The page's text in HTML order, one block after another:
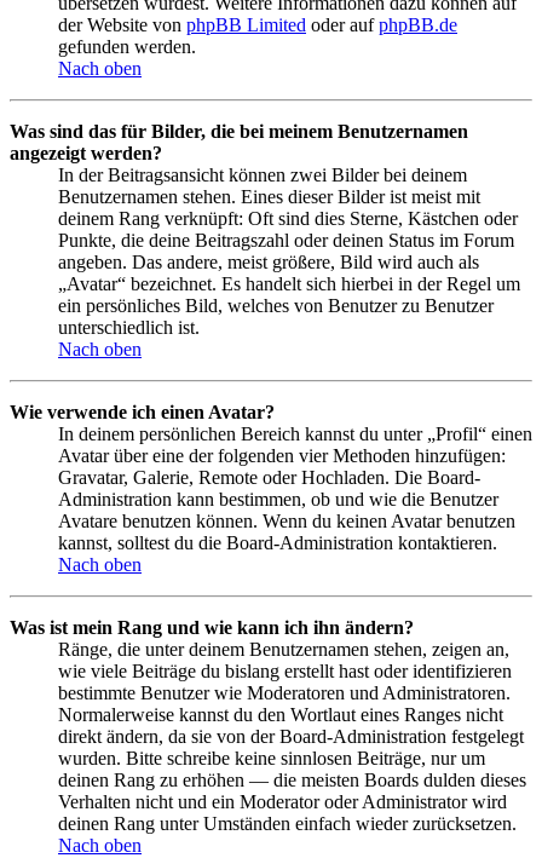
der Website von phpBB Limited oder aufphpBB.de
gefunden werden.
Nach oben
Was sind das für Bilder, die bei meinem Benutzernamen
angezeigt werden?
In der Beitragsansicht können zwei Bilder bei deinem
Benutzernamen stehen. Eines dieser Bilder ist meist mit
deinem Rang verknüpft: Oft sind dies Sterne, Kästchen oder
Punkte, die deine Beitragszahl oder deinen Status im Forum
angeben. Das andere, meist größere, Bild wird auch als
„Avatar“ bezeichnet. Es handelt sich hierbei in der Regel um
ein persönliches Bild, welches von Benutzer zu Benutzer
unterschiedlich ist.
Nach oben
Wie verwende ich einen Avatar?
In deinem persönlichen Bereich kannst du unter „Profil“ einen
Avatar über eine der folgenden vier Methoden hinzufügen:
Gravatar, Galerie, Remote oder Hochladen. Die Board-
Administration kann bestimmen, ob und wie die Benutzer
Avatare benutzen können. Wenn du keinen Avatar benutzen
kannst, solltest du die Board-Administration kontaktieren.
Nach oben
Was ist mein Rang und wie kann ich ihn ändern?
Ränge, die unter deinem Benutzernamen stehen, zeigen an,
wie viele Beiträge du bislang erstellt hast oder identifizieren
bestimmte Benutzer wie Moderatoren und Administratoren.
Normalerweise kannst du den Wortlaut eines Ranges nicht
direkt ändern, da sie von der Board-Administration festgelegt
wurden. Bitte schreibe keine sinnlosen Beiträge, nur um
deinen Rang zu erhöhen — die meisten Boards dulden dieses
Verhalten nicht und ein Moderator oder Administrator wird
deinen Rang unter Umständen einfach wieder zurücksetzen.
Nach oben